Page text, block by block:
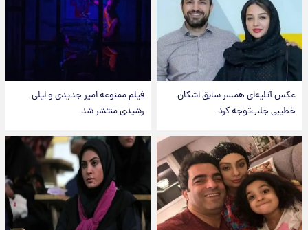
عکس‌ آتلیه‌ای همسر سابق اشکان
خطیبی جلب‌توجه کرد
فیلم ممنوعه امیر جدیدی و لیلی
رشیدی منتشر شد